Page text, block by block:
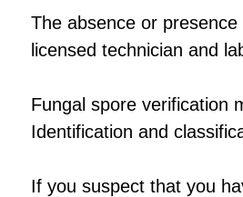
The absence or
licensed technician and
Fungal spore verification
Identification and
If you suspect that you